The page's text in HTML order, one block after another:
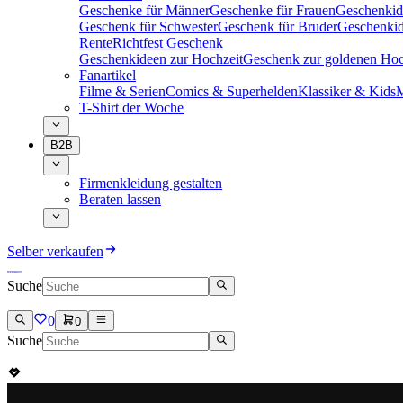
Geschenke für MännerGeschenke für Frauen
Geschenk für SchwesterGeschenk für Bruder
RenteRichtfest Geschenk
Geschenkideen zur HochzeitGeschenk zur goldenen
Fanartikel
Filme & SerienComics & SuperheldenKlassiker & Kids
T-Shirt der Woche
B2B
Firmenkleidung gestalten
Beraten lassen
Selber verkaufen
Suche
0 0
Suche